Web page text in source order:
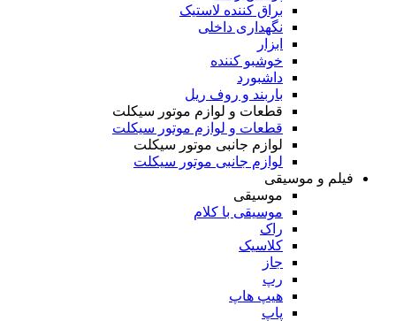
براق کننده لاستیک
نگهداری داخلی
ابزار
خوشبو کننده
داشبورد
باربند و روف ریل
قطعات و لوازم موتور سیکلت
قطعات و لوازم موتور سیکلت
لوازم جانبی موتور سیکلت
لوازم جانبی موتور سیکلت
فیلم و موسیقی
موسیقی
موسیقی با کلام
راک
کلاسیک
جاز
رپ
هیپ هاپ
پاپ